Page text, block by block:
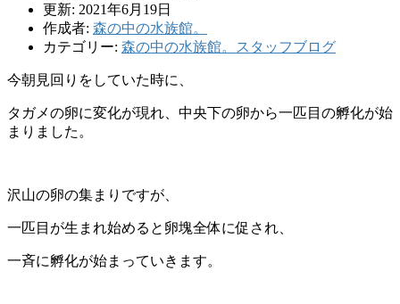
更新: 2021年6月19日
作成者: 森の中の水族館。
カテゴリー: 森の中の水族館。スタッフブログ
今朝見回りをしていた時に、
タガメの卵に変化が現れ、中央下の卵から一匹目の孵化が始
まりました。
沢山の卵の集まりですが、
一匹 目が生まれ始めると卵塊全体に促され、
一斉に孵化が始まっていき ます。